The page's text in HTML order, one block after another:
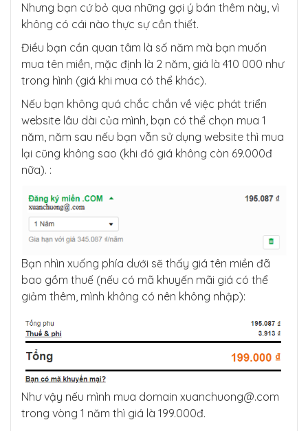
Nhưng bạn cứ bỏ qua những gợi ý bán thêm này, vì
không có cái nào thực sự cần thiết.
Điều bạn cần quan tâm là số năm mà bạn muốn
mua tên miền, mặc định là 2 năm, giá là 410 000 như
trong hình (giá khi mua có thể khác).
Nếu bạn không quá chắc chắn về việc phát triển
website lâu dài của mình, bạn có thể chọn mua 1
năm, năm sau nếu bạn vẫn sử dụng website thì mua
lại cũng không sao (khi đó giá không còn 69.000đ
nữa). :
Bạn nhìn xuống phía dưới sẽ thấy giá tên miền đã
bao gồm thuế (nếu có mã khuyến mãi giá có thể
giảm thêm, mình không có nên không nhập):
Như vậy nếu mình mua domain xuanchuong@.com
trong vòng 1 năm thì giá là 199.000đ.